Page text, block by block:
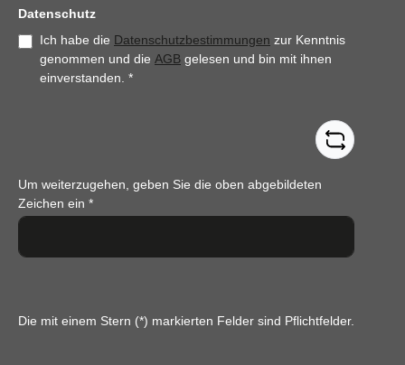
Datenschutz
Ich habe die Datenschutzbestimmungen zur Kenntnis
genommen und die AGB gelesen und bin mit ihnen
einverstanden. *
Um weiterzugehen, geben Sie die oben abgebildeten
Zeichen ein *
Die mit einem Stern (*) markierten Felder sind Pflichtfelder.